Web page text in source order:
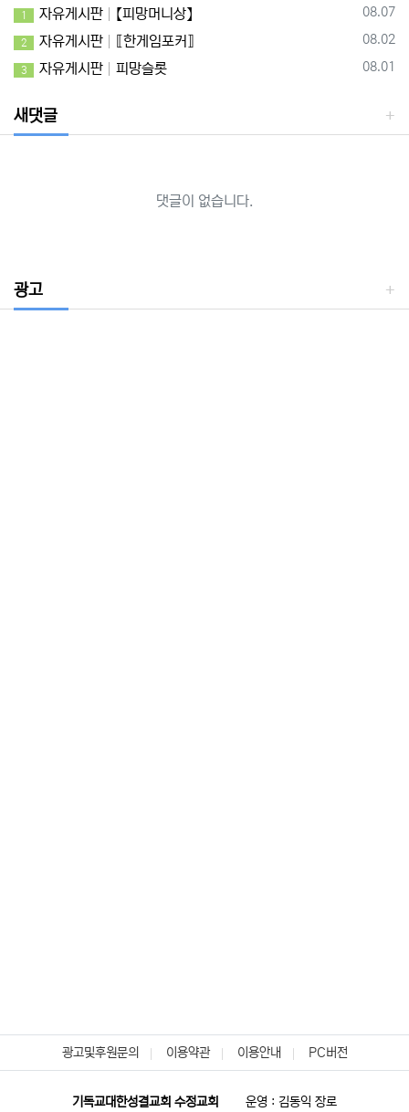
등록일
08.07
1 자유게시판 【피망머니상】
등록일
08.02
2 자유게시판 ⟦한게임포커⟧
등록일
08.01
3 자유게시판 피망슬롯
새댓글
댓글이 없습니다.
광고
광고및후원문의 이용약관 이용안내 PC버전
기독교대한성결교회 수정교회 운영 : 김동익 장로